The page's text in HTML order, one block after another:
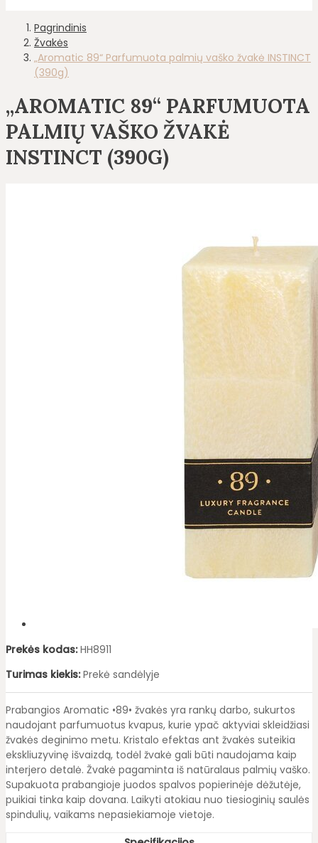
Pagrindinis
Žvakės
„Aromatic 89“ Parfumuota palmių vaško žvakė INSTINCT
(390g)
„AROMATIC 89“ PARFUMUOTA
PALMIŲ VAŠKO ŽVAKĖ
INSTINCT (390G)
Prekės kodas: HH8911
Turimas kiekis: Prekė sandėlyje
Prabangios Aromatic •89• žvakės yra rankų darbo, sukurtos
naudojant parfumuotus kvapus, kurie ypač aktyviai skleidžiasi
žvakės deginimo metu. Kristalo efektas ant žvakės suteikia
ekskliuzyvinę išvaizdą, todėl žvakė gali būti naudojama kaip
interjero detalė. Žvakė pagaminta iš natūralaus palmių vaško.
Supakuota prabangioje juodos spalvos popierinėje dėžutėje,
puikiai tinka kaip dovana. Laikyti atokiau nuo tiesioginių saulės
spindulių, vaikams nepasiekiamoje vietoje.